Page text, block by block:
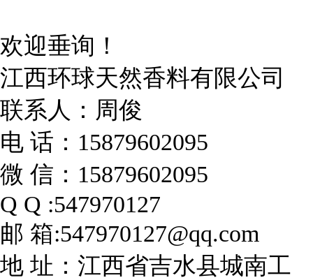
欢迎垂询！
江西环球天然香料有限公司
联系人：周俊
电 话：15879602095
微 信：15879602095
Q Q :547970127
邮 箱:547970127@qq.com
地 址：江西省吉水县城南工